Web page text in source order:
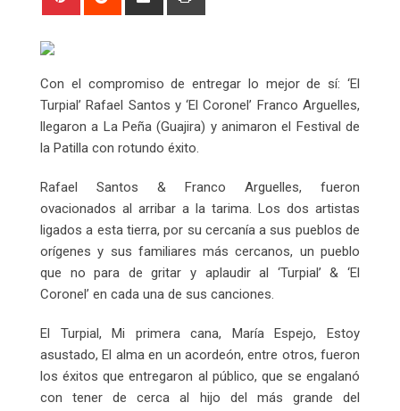
Con el compromiso de entregar lo mejor de sí: ‘El
Turpial’ Rafael Santos y ‘El Coronel’ Franco Arguelles,
llegaron a La Peña (Guajira) y animaron el Festival de
la Patilla con rotundo éxito.
Rafael Santos & Franco Arguelles, fueron
ovacionados al arribar a la tarima. Los dos artistas
ligados a esta tierra, por su cercanía a sus pueblos de
orígenes y sus familiares más cercanos, un pueblo
que no para de gritar y aplaudir al ‘Turpial’ & ‘El
Coronel’ en cada una de sus canciones.
El Turpial, Mi primera cana, María Espejo, Estoy
asustado, El alma en un acordeón, entre otros, fueron
los éxitos que entregaron al público, que se engalanó
con tener de cerca al hijo del más grande del